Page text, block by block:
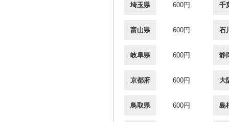
埼玉県 600円 千
富山県 600円 石
岐阜県 600円 静
京都府 600円 大
鳥取県 600円 島